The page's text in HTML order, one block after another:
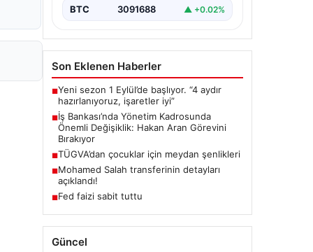
BTC 3091688 ▲ +0.02%
Son Eklenen Haberler
■Yeni sezon 1 Eylül’de başlıyor. “4 aydır
hazırlanıyoruz, işaretler iyi”
■İş Bankası’nda Yönetim Kadrosunda
Önemli Değişiklik: Hakan Aran Görevini
Bırakıyor
■TÜGVA’dan çocuklar için meydan şenlikleri
■Mohamed Salah transferinin detayları
açıklandı!
■Fed faizi sabit tuttu
Güncel